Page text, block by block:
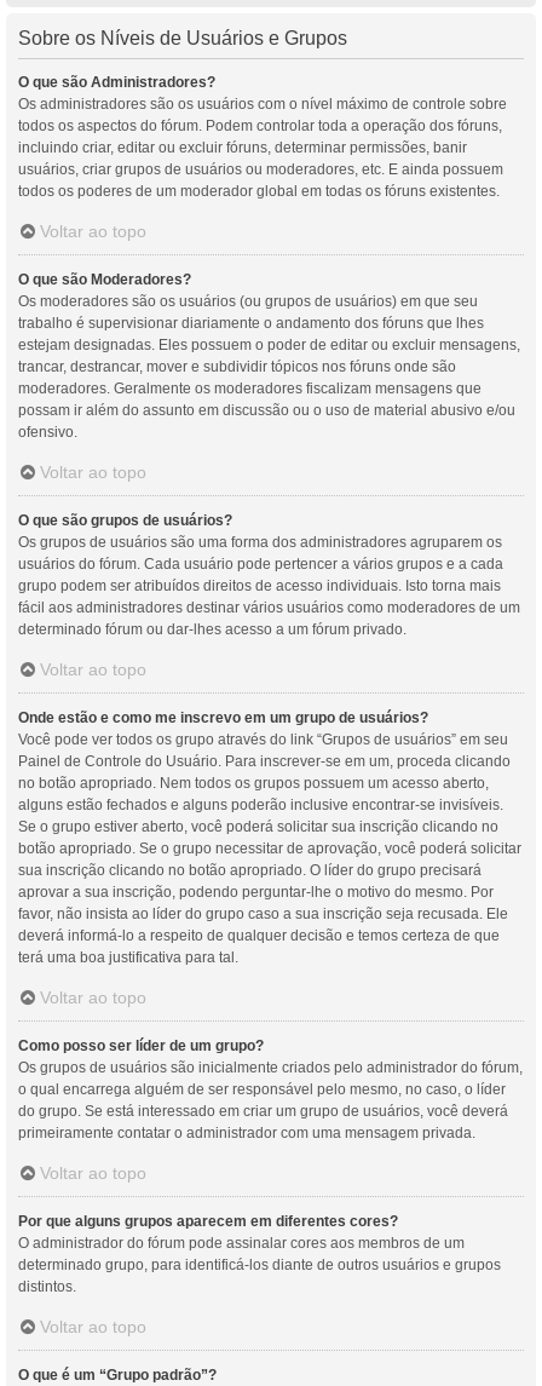
Sobre os Níveis de Usuários e Grupos
O que são Administradores?
Os administradores são os usuários com o nível máximo de controle sobre
todos os aspectos do fórum. Podem controlar toda a operação dos fóruns,
incluindo criar, editar ou excluir fóruns, determinar permissões, banir
usuários, criar grupos de usuários ou moderadores, etc. E ainda possuem
todos os poderes de um moderador global em todas os fóruns existentes.
Voltar ao topo
O que são Moderadores?
Os moderadores são os usuários (ou grupos de usuários) em que seu
trabalho é supervisionar diariamente o andamento dos fóruns que lhes
estejam designadas. Eles possuem o poder de editar ou excluir mensagens,
trancar, destrancar, mover e subdividir tópicos nos fóruns onde são
moderadores. Geralmente os moderadores fiscalizam mensagens que
possam ir além do assunto em discussão ou o uso de material abusivo e/ou
ofensivo.
Voltar ao topo
O que são grupos de usuários?
Os grupos de usuários são uma forma dos administradores agruparem os
usuários do fórum. Cada usuário pode pertencer a vários grupos e a cada
grupo podem ser atribuídos direitos de acesso individuais. Isto torna mais
fácil aos administradores destinar vários usuários como moderadores de um
determinado fórum ou dar-lhes acesso a um fórum privado.
Voltar ao topo
Onde estão e como me inscrevo em um grupo de usuários?
Você pode ver todos os grupo através do link “Grupos de usuários” em seu
Painel de Controle do Usuário. Para inscrever-se em um, proceda clicando
no botão apropriado. Nem todos os grupos possuem um acesso aberto,
alguns estão fechados e alguns poderão inclusive encontrar-se invisíveis.
Se o grupo estiver aberto, você poderá solicitar sua inscrição clicando no
botão apropriado. Se o grupo necessitar de aprovação, você poderá solicitar
sua inscrição clicando no botão apropriado. O líder do grupo precisará
aprovar a sua inscrição, podendo perguntar-lhe o motivo do mesmo. Por
favor, não insista ao líder do grupo caso a sua inscrição seja recusada. Ele
deverá informá-lo a respeito de qualquer decisão e temos certeza de que
terá uma boa justificativa para tal.
Voltar ao topo
Como posso ser líder de um grupo?
Os grupos de usuários são inicialmente criados pelo administrador do fórum,
o qual encarrega alguém de ser responsável pelo mesmo, no caso, o líder
do grupo. Se está interessado em criar um grupo de usuários, você deverá
primeiramente contatar o administrador com uma mensagem privada.
Voltar ao topo
Por que alguns grupos aparecem em diferentes cores?
O administrador do fórum pode assinalar cores aos membros de um
determinado grupo, para identificá-los diante de outros usuários e grupos
distintos.
Voltar ao topo
O que é um “Grupo padrão”?